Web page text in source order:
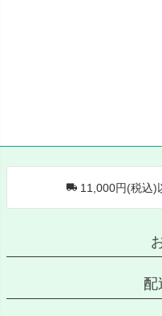
11,000円(税込)
配